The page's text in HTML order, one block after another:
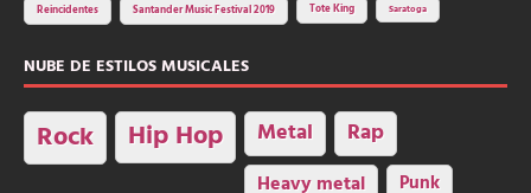
Reincidentes Santander Music Festival 2019 Tote King Saratoga
NUBE DE ESTILOS MUSICALES
Rock Hip Hop Metal Rap
Heavy metal Punk